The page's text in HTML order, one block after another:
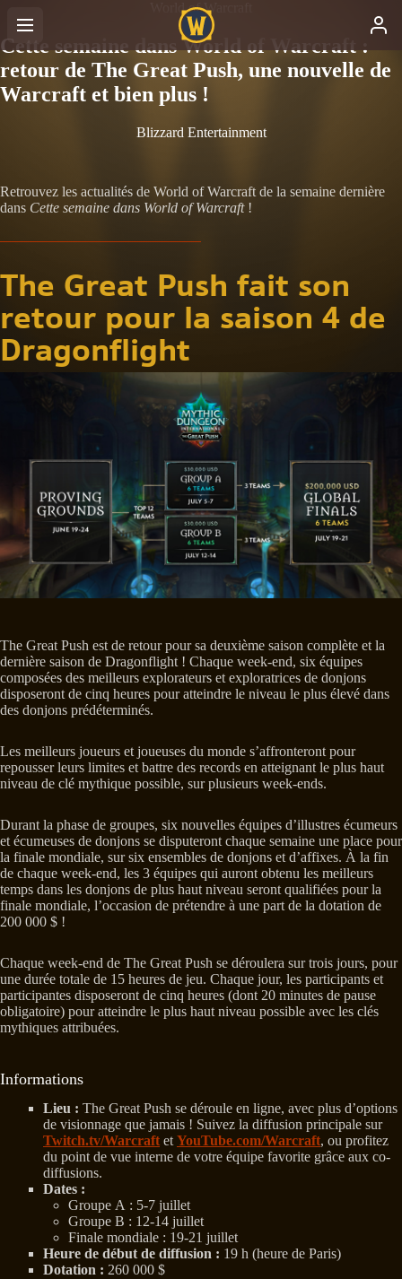
World of Warcraft
Cette semaine dans World of Warcraft :
retour de The Great Push, une nouvelle de
Warcraft et bien plus !
Blizzard Entertainment
Retrouvez les actualités de World of Warcraft de la semaine dernière
dans Cette semaine dans World of Warcraft!
The Great Push fait son
retour pour la saison 4 de
Dragonflight
The Great Push est de retour pour sa deuxième saison complète et la
dernière saison de Dragonflight ! Chaque week-end, six équipes
composées des meilleurs explorateurs et exploratrices de donjons
disposeront de cinq heures pour atteindre le niveau le plus élevé dans
des donjons prédéterminés.
Les meilleurs joueurs et joueuses du monde s’affronteront pour
repousser leurs limites et battre des records en atteignant le plus haut
niveau de clé mythique possible, sur plusieurs week-ends.
Durant la phase de groupes, six nouvelles équipes d’illustres écumeurs
et écumeuses de donjons se disputeront chaque semaine une place pour
la finale mondiale, sur six ensembles de donjons et d’affixes. À la fin
de chaque week-end, les 3 équipes qui auront obtenu les meilleurs
temps dans les donjons de plus haut niveau seront qualifiées pour la
finale mondiale, l’occasion de prétendre à une part de la dotation de
200 000 $ !
Chaque week-end de The Great Push se déroulera sur trois jours, pour
une durée totale de 15 heures de jeu. Chaque jour, les participants et
participantes disposeront de cinq heures (dont 20 minutes de pause
obligatoire) pour atteindre le plus haut niveau possible avec les clés
mythiques attribuées.
Informations
Lieu : The Great Push se déroule en ligne, avec plus d’options
de visionnage que jamais ! Suivez la diffusion principale sur
Twitch.tv/Warcraft et YouTube.com/Warcraft, ou profitez
du point de vue interne de votre équipe favorite grâce aux co-
diffusions.
Dates :
Groupe A : 5-7 juillet
Groupe B : 12-14 juillet
Finale mondiale : 19-21 juillet
Heure de début de diffusion : 19 h (heure de Paris)
Dotation : 260 000 $